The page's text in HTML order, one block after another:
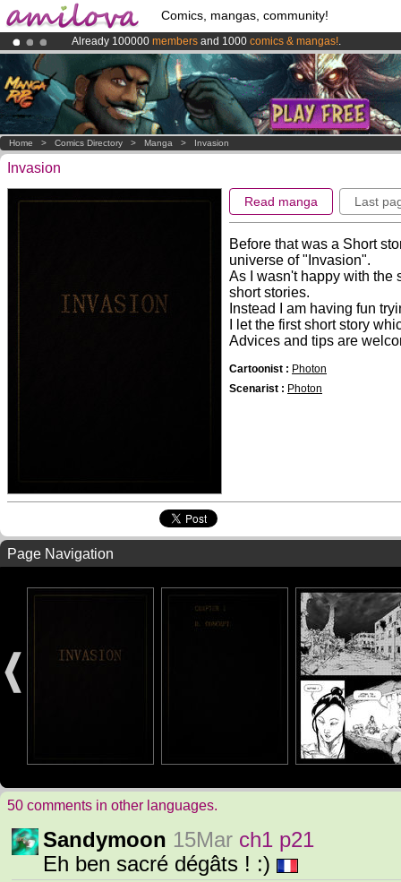
Comics, mangas, community!
Already 100000 members and 1000 comics & mangas!.
AmilovaKickstarter is now LIVE!.
Premium membership from3.95 euros per month !Get membership
Home > Comics Directory > Manga > Invasion
Invasion
Read manga Last
Before that was a Short
universe of "Invasion".
As I wasn't happy with the
short stories.
Instead I am having fun
I let the first short story
Advices and tips are
Cartoonist : Photon
Scenarist : Photon
Page Navigation
50 comments in other languages.
Sandymoon 15Mar ch1 p21
Eh ben sacré dégâts ! :)